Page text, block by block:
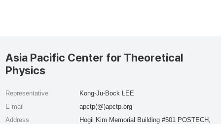
Asia Pacific Center for Theoretical
Physics
Representative
Kong-Ju-Bock LEE
E-mail
apctp(@)apctp.org
Address
Hogil Kim Memorial Building #501 POSTECH,